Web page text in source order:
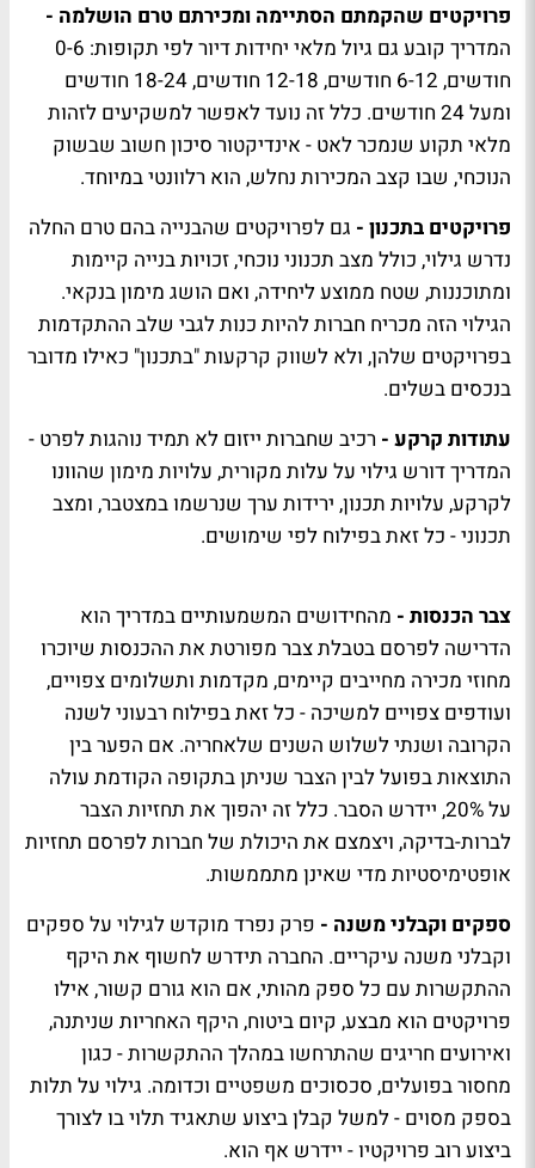
פרויקטים שהקמתם הסתיימה ומכירתם טרם הושלמה -
המדריך קובע גם גיול מלאי יחידות דיור לפי תקופות: 0-6
חודשים, 6-12 חודשים, 12-18 חודשים, 18-24 חודשים
ומעל 24 חודשים. כלל זה נועד לאפשר למשקיעים לזהות
מלאי תקוע שנמכר לאט - אינדיקטור סיכון חשוב שבשוק
הנוכחי, שבו קצב המכירות נחלש, הוא רלוונטי במיוחד.
פרויקטים בתכנון - גם לפרויקטים שהבנייה בהם טרם החלה
נדרש גילוי, כולל מצב תכנוני נוכחי, זכויות בנייה קיימות
ומתוכננות, שטח ממוצע ליחידה, ואם הושג מימון בנקאי.
הגילוי הזה מכריח חברות להיות כנות לגבי שלב ההתקדמות
בפרויקטים שלהן, ולא לשווק קרקעות "בתכנון" כאילו מדובר
בנכסים בשלים.
עתודות קרקע - רכיב שחברות ייזום לא תמיד נוהגות לפרט -
המדריך דורש גילוי על עלות מקורית, עלויות מימון שהוונו
לקרקע, עלויות תכנון, ירידות ערך שנרשמו במצטבר, ומצב
תכנוני - כל זאת בפילוח לפי שימושים.
צבר הכנסות - מהחידושים המשמעותיים במדריך הוא
הדרישה לפרסם בטבלת צבר מפורטת את ההכנסות שיוכרו
מחוזי מכירה מחייבים קיימים, מקדמות ותשלומים צפויים,
ועודפים צפויים למשיכה - כל זאת בפילוח רבעוני לשנה
הקרובה ושנתי לשלוש השנים שלאחריה. אם הפער בין
התוצאות בפועל לבין הצבר שניתן בתקופה הקודמת עולה
על 20%, יידרש הסבר. כלל זה יהפוך את תחזיות הצבר
לברות-בדיקה, ויצמצם את היכולת של חברות לפרסם תחזיות
אופטימיסטיות מדי שאינן מתממשות.
ספקים וקבלני משנה - פרק נפרד מוקדש לגילוי על ספקים
וקבלני משנה עיקריים. החברה תידרש לחשוף את היקף
ההתקשרות עם כל ספק מהותי, אם הוא גורם קשור, אילו
פרויקטים הוא מבצע, קיום ביטוח, היקף האחריות שניתנה,
ואירועים חריגים שהתרחשו במהלך ההתקשרות - כגון
מחסור בפועלים, סכסוכים משפטיים וכדומה. גילוי על תלות
בספק מסוים - למשל קבלן ביצוע שתאגיד תלוי בו לצורך
ביצוע רוב פרויקטיו - יידרש אף הוא.